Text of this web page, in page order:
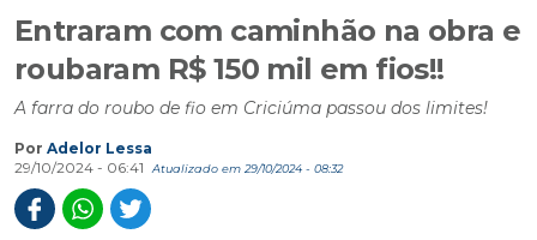
Entraram com caminhão na obra e
roubaram R$ 150 mil em fios!!
A farra do roubo de fio em Criciúma passou dos limites!
Por Adelor Lessa
29/10/2024 - 06:41
Atualizado em 29/10/2024 - 08:32